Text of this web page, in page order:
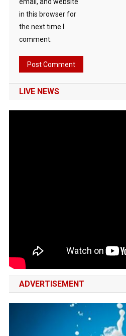
in this browser for
the next time I
comment.
LIVE NEWS
ADVERTISEMENT